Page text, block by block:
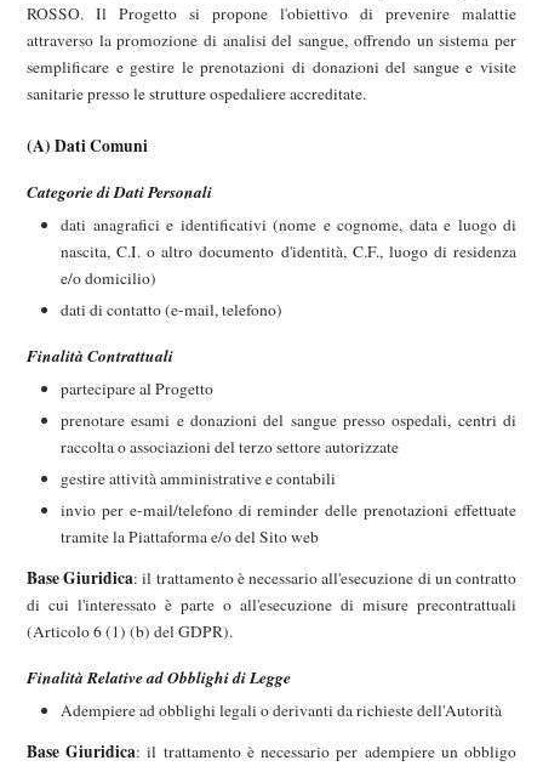
ROSSO. Il Progetto si propone l'obiettivo di prevenire malattie
attraverso la promozione di analisi del sangue, offrendo un sistema per
semplificare e gestire le prenotazioni di donazioni del sangue e visite
sanitarie presso le strutture ospedaliere accreditate.
(A) Dati Comuni
Categorie di Dati Personali
dati anagrafici e identificativi (nome e cognome, data e luogo di
nascita, C.I. o altro documento d'identità, C.F., luogo di residenza
e/o domicilio)
dati di contatto (e-mail, telefono)
Finalità Contrattuali
partecipare al Progetto
prenotare esami e donazioni del sangue presso ospedali, centri di
raccolta o associazioni del terzo settore autorizzate
gestire attività amministrative e contabili
invio per e-mail/telefono di reminder delle prenotazioni effettuate
tramite la Piattaforma e/o del Sito web
Base Giuridica: il trattamento è necessario all'esecuzione di un contratto
di cui l'interessato è parte o all'esecuzione di misure precontrattuali
(Articolo 6 (1) (b) del GDPR).
Finalità Relative ad Obblighi di Legge
Adempiere ad obblighi legali o derivanti da richieste dell'Autorità
Base Giuridica: il trattamento è necessario per adempiere un obbligo